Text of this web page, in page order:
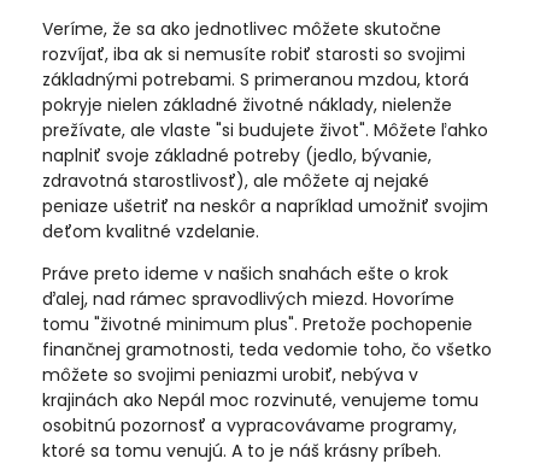
Veríme, že sa ako jednotlivec môžete skutočne
rozvíjať, iba ak si nemusíte robiť starosti so svojimi
základnými potrebami. S primeranou mzdou, ktorá
pokryje nielen základné životné náklady, nielenže
prežívate, ale vlaste "si budujete život". Môžete ľahko
naplniť svoje základné potreby (jedlo, bývanie,
zdravotná starostlivosť), ale môžete aj nejaké
peniaze ušetriť na neskôr a napríklad umožniť svojim
deťom kvalitné vzdelanie.
Práve preto ideme v našich snahách ešte o krok
ďalej, nad rámec spravodlivých miezd. Hovoríme
tomu "životné minimum plus". Pretože pochopenie
finančnej gramotnosti, teda vedomie toho, čo všetko
môžete so svojimi peniazmi urobiť, nebýva v
krajinách ako Nepál moc rozvinuté, venujeme tomu
osobitnú pozornosť a vypracovávame programy,
ktoré sa tomu venujú. A to je náš krásny príbeh.